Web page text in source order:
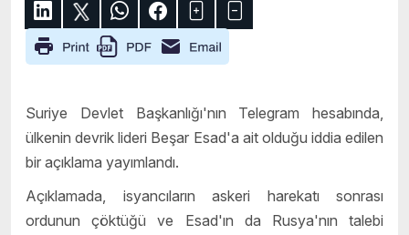
Suriye Devlet Başkanlığı'nın Telegram hesabında,
ülkenin devrik lideri Beşar Esad'a ait olduğu iddia edilen
bir açıklama yayımlandı.
Açıklamada, isyancıların askeri harekatı sonrası
ordunun çöktüğü ve Esad'ın da Rusya'nın talebi